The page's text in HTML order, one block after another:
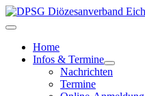
Home
Infos & Termine
Nachrichten
Termine